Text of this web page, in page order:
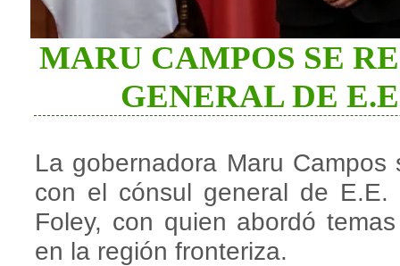
MARU CAMPOS SE
GENERAL DE
La gobernadora Maru
con el cónsul general de
Foley, con quien abordó
en la región fronteriza.